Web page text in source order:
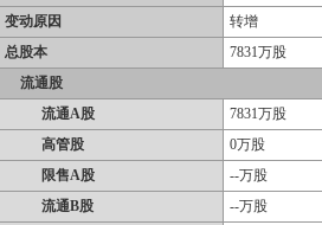
变动原因
转增
总股本
7831万股
流通股
流通A股
7831万股
高管股
0万股
限售A股
--万股
流通B股
--万股